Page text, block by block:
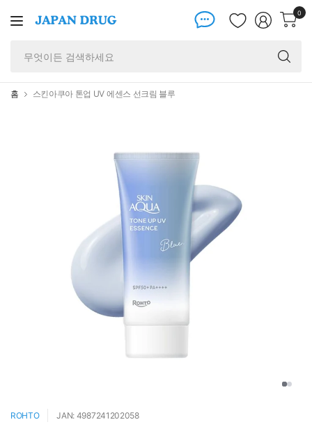
0
홈 스킨아쿠아 톤업 UV 에센스 선크림 블루
ROHTO JAN: 4987241202058